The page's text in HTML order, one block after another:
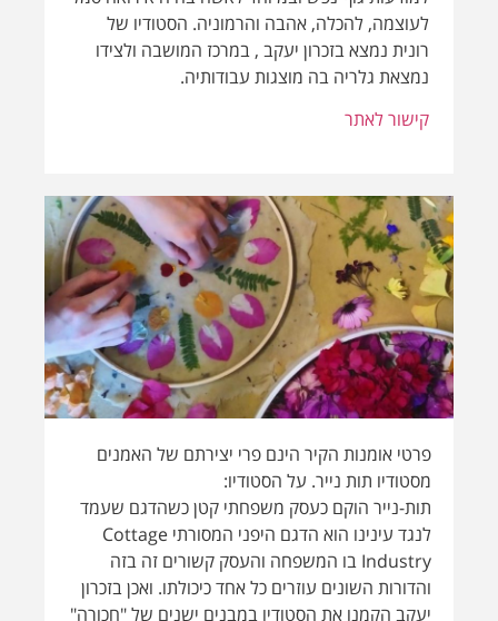
פרטי אומנות הקיר הינם פרי יצירתם של האמנים
מסטודיו תות נייר. על הסטודיו:
תות-נייר הוקם כעסק משפחתי קטן כשהדגם שעמד
לנגד עינינו הוא הדגם
היפני המסורתי Cottage
Industry בו המשפחה והעסק קשורים זה בזה
והדורות השונים עוזרים כל אחד כיכולתו. ואכן בזכרון
יעקב הקמנו את הסטודיו במבנים ישנים של "חכורה"
זכרונית ובאותה חצר בנינו את ביתינו. תמנה,
אחראית על הגלריה מוצרי הנייר השונים ותמונות
הקיר. שקד , הבן הממשיך אחראי על גידול צמחי
התות-נייר, ייצור ניירות, סדנאות והדגמות. שקד
הצטרף אלינו, לאחר סיום השרות הלאומי בשנת
2010. שיראי, הצטרפה ב2018 לאחר לימודי קרקס
ומחול וכיום אחראית על הכנת הנייר, פיתוח ועיצוב
מוצרים וסדנאות מיוחדות.